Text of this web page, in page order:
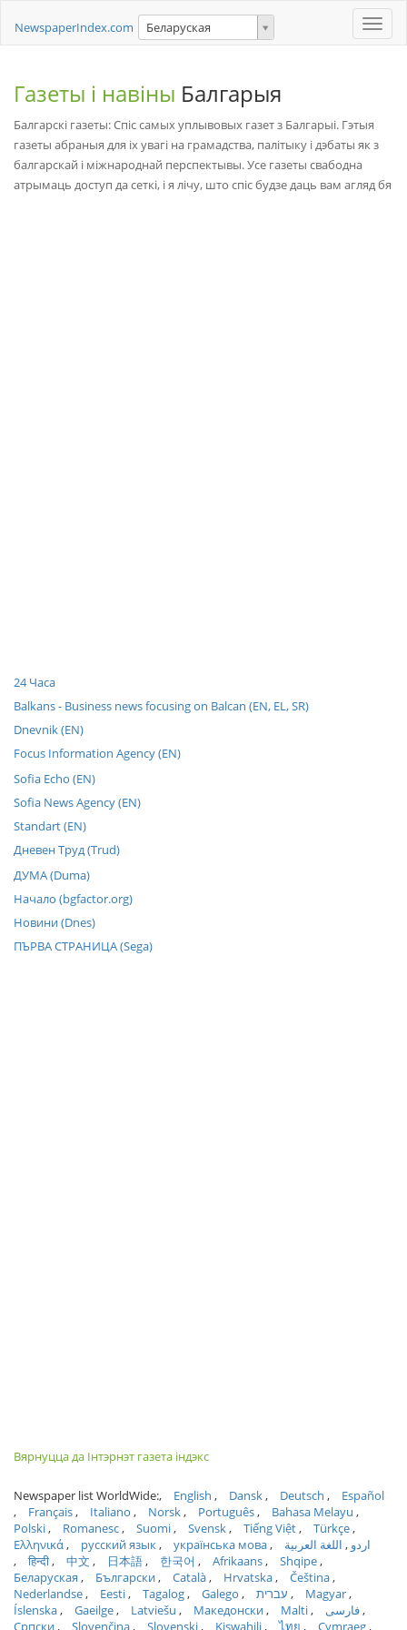
Toggle
NewspaperIndex.com Беларуская
Газеты і навіны Балгарыя
Балгарскі газеты: Спіс самых уплывовых газет з Балгарыі. Гэтыя
газеты абраныя для іх увагі на грамадства, палітыку і дэбаты як з
балгарскай і міжнароднай перспектывы. Усе газеты свабодна
атрымаць доступ да сеткі, і я лічу, што спіс будзе даць вам агляд бя
24 Часа
Balkans - Business news focusing on Balcan (EN, EL, SR)
Dnevnik (EN)
Focus Information Agency (EN)
Sofia Echo (EN)
Sofia News Agency (EN)
Standart (EN)
Дневен Труд (Trud)
ДУМА (Duma)
Начало (bgfactor.org)
Новини (Dnes)
ПЪРВА СТРАНИЦА (Sega)
Вярнуцца да Інтэрнэт газета індэкс
Newspaper list WorldWide: English Dansk Deutsch
Español
Français
Italiano Norsk Português
Bahasa Melayu
Polski
Romanesc Suomi Svensk Tiếng Việt
Türkçe
Ελληνικά
русский язык українська мова اردو
اللغة العربية
हिन्दी
中文 日本語 한국어 Afrikaans
Shqipe
Беларуская
Български Català Hrvatska
Čeština
Nederlandse
Eesti Tagalog Galego עברית
Magyar
Íslenska
Gaeilge Latviešu Македонски Malti
فارسی
Српски
Slovenčina Slovenski Kiswahili ไทย Cymraeg